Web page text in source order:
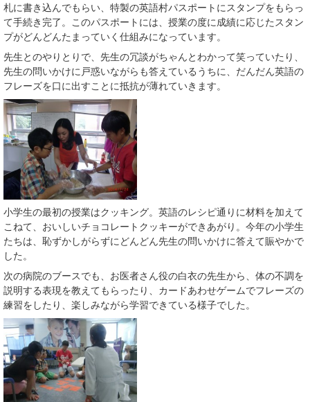
札に書き込んでもらい、特製の英語村パスポートにスタンプをもらっ
て手続き完了。このパスポートには、授業の度に成績に応じたスタン
プがどんどんたまっていく仕組みになっています。
先生とのやりとりで、先生の冗談がちゃんとわかって笑っていたり、
先生の問いかけに戸惑いながらも答えているうちに、だんだん英語の
フレーズを口に出すことに抵抗が薄れていきます。
小学生の最初の授業はクッキング。英語のレシピ通りに材料を加えて
こねて、おいしいチョコレートクッキーができあがり。今年の小学生
たちは、恥ずかしがらずにどんどん先生の問いかけに答えて賑やかで
した。
次の病院のブースでも、お医者さん役の白衣の先生から、体の不調を
説明する表現を教えてもらったり、カードあわせゲームでフレーズの
練習をしたり、楽しみながら学習できている様子でした。